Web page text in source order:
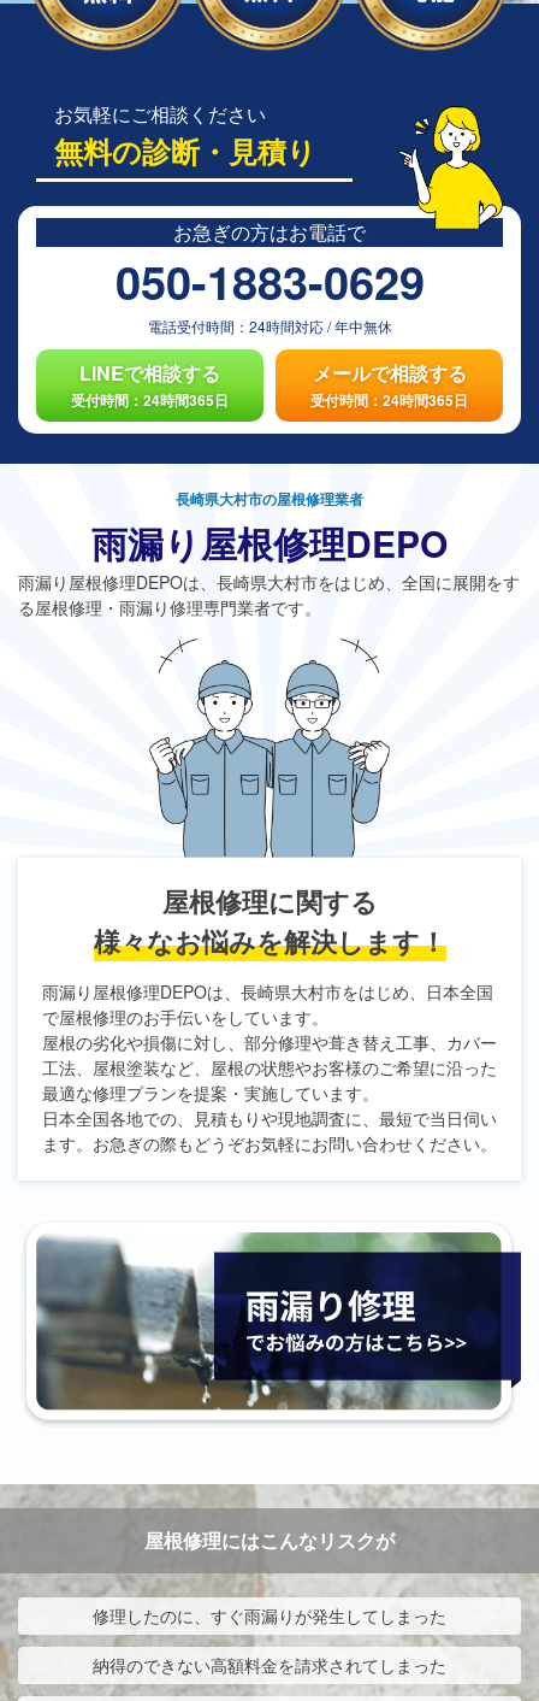
お気軽にご相談ください
無料の診断・見積り
お急ぎの方はお電話で
050-1883-0629
電話受付時間： 24時間対応/年中無休
LINEで相談する
受付時間：24時間365日
メールで相談する
受付時間：24時間365日
長崎県大村市の屋根修理業者
雨漏り屋根修理DEPO
雨漏り屋根修理DEPOは、長崎県大村市をはじめ、全国に展開をす
る屋根修理・雨漏り修理専門業者です。
屋根修理に関する
様々なお悩みを解決します！
雨漏り屋根修理DEPOは、長崎県大村市をはじめ、日本全国
で屋根修理のお手伝いをしています。
屋根の劣化や損傷に対し、部分修理や葺き替え工事、カバー
工法、屋根塗装など、屋根の状態やお客様のご希望に沿った
最適な修理プランを提案・実施しています。
日本全国各地での、見積もりや現地調査に、最短で当日伺い
ます。お急ぎの際もどうぞお気軽にお問い合わせください。
屋根修理にはこんなリスクが
修理したのに、すぐ雨漏りが発生してしまった
納得のできない高額料金を請求されてしまった